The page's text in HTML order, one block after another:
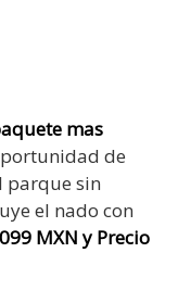
mas
de
parque sin
el nado con
MXN y Precio